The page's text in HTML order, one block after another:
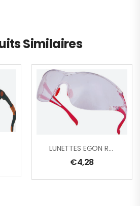
Similaires
LUNETTES EGON RO/LIGHT MIRROR
€4,28